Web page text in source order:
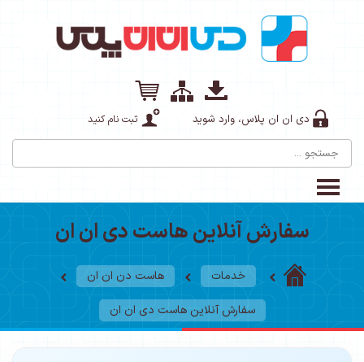
دی ان ان پلاس، وارد شوید ثبت نام کنید
سفارش آنلاین هاست دی ان ان
خدمات
هاست دن ان ان
سفارش آنلاین هاست دی ان ان